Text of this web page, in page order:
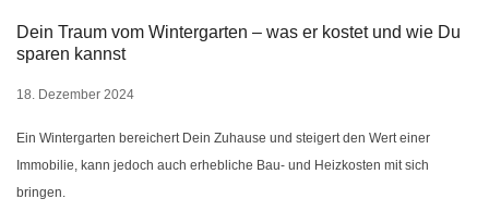
Dein Traum vom Wintergarten – was er kostet und wie Du
sparen kannst
18. Dezember 2024
Ein Wintergarten bereichert Dein Zuhause und steigert den Wert einer
Immobilie, kann jedoch auch erhebliche Bau- und Heizkosten mit sich
bringen.